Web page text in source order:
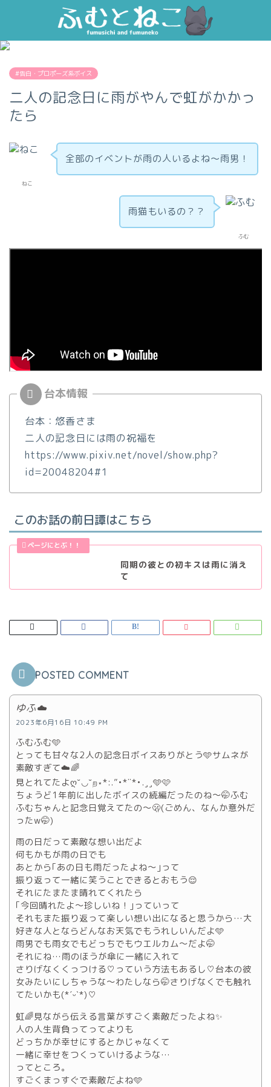
#告白・プロポーズ系ボイス
二人の記念日に雨がやんで虹がかかっ
たら
ねこ
全部のイベントが雨の人いるよね～雨男！
ふむ
雨猫もいるの？？
台本：悠香さま
二人の記念日には雨の祝福を
https://www.pixiv.net/novel/show.php?
id=20048204#1
このお話の前日譚はこちら
同期の彼との初キスは雨に消え
て
POSTED COMMENT
ゆふ☁️
2023年6月16日 10:49 PM
ふむふむ🩵
とっても甘々な2人の記念日ボイスありがとう🩵サムネが
素敵すぎて☁️🌈
見とれてたよღ˘◡˘ற⋆*:.”•*¨*•.¸¸🩵🩷
ちょうど1年前に出したボイスの続編だったのね〜🤭ふむ
ふむちゃんと記念日覚えてたの〜🫢(ごめん、なんか意外だ
ったw🤭)
雨の日だって素敵な想い出だよ
何もかもが雨の日でも
あとから｢あの日も雨だったよね〜｣って
振り返って一緒に笑うことできるとおもう😌
それにたまたま晴れてくれたら
｢今回晴れたよ〜珍しいね！｣っていって
それもまた振り返って楽しい想い出になると思うから…大
好きな人とならどんなお天気でもうれしいんだよ🩵
雨男でも雨女でもどっちでもウエルカム〜だよ🤭
それにね…雨のほうが傘に一緒に入れて
さりげなくくっつける♡っていう方法もあるし♡台本の彼
女みたいにしちゃうな〜わたしなら🤭さりげなくでも触れ
てたいかも(*ˊᵕˋ*)♡
虹🌈見ながら伝える言葉がすごく素敵だったよね✨
人の人生背負ってってよりも
どっちかが幸せにするとかじゃなくて
一緒に幸せをつくっていけるような…
ってところ。
すごくまっすぐで素敵だよね🩵